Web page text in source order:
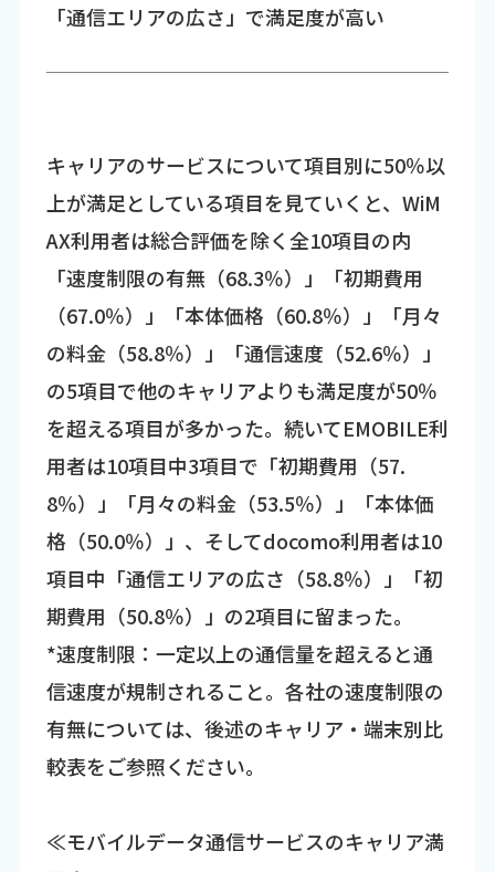
「通信エリアの広さ」で満足度が高い
キャリアのサービスについて項目別に50％以
上が満足としている項目を見ていくと、WiM
AX利用者は総合評価を除く全10項目の内
「速度制限の有無（68.3％）」「初期費用
（67.0％）」「本体価格（60.8％）」「月々
の料金（58.8％）」「通信速度（52.6％）」
の5項目で他のキャリアよりも満足度が50％
を超える項目が多かった。続いてEMOBILE利
用者は10項目中3項目で「初期費用（57.
8％）」「月々の料金（53.5％）」「本体価
格（50.0％）」、そしてdocomo利用者は10
項目中「通信エリアの広さ（58.8％）」「初
期費用（50.8％）」の2項目に留まった。
*速度制限：一定以上の通信量を超えると通
信速度が規制されること。各社の速度制限の
有無については、後述のキャリア・端末別比
較表をご参照ください。
≪モバイルデータ通信サービスのキャリア満